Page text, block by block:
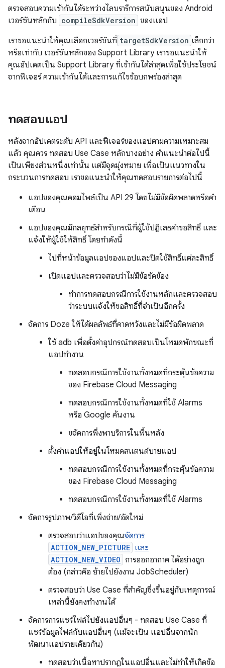
ตรวจสอบความเข้ากันได้ระหว่างไลบรารีการสนับสนุนของ Android
เวอร์ชันหลักกับ compileSdkVersion ของแอป
เราขอแนะนำให้คุณเลือกเวอร์ชันที่ targetSdkVersion เล็กกว่า
หรือเท่ากับ เวอร์ชันหลักของ Support Library เราขอแนะนำให้
คุณอัปเดตเป็น Support Library ที่เข้ากันได้ล่าสุดเพื่อใช้ประโยชน์
จากฟีเจอร์ ความเข้ากันได้และการแก้ไขข้อบกพร่องล่าสุด
ทดสอบแอป
หลังจากอัปเดตระดับ API และฟีเจอร์ของแอปตามความเหมาะสม
แล้ว คุณควร ทดสอบ Use Case หลักบางอย่าง คำแนะนำต่อไปนี้
เป็นเพียงส่วนหนึ่งเท่านั้น แต่มีจุดมุ่งหมาย เพื่อเป็นแนวทางใน
กระบวนการทดสอบ เราขอแนะนำให้คุณทดสอบรายการต่อไปนี้
แอปของคุณคอมไพล์เป็น API 29 โดยไม่มีข้อผิดพลาดหรือคำ
เตือน
แอปของคุณมีกลยุทธ์สำหรับกรณีที่ผู้ใช้ปฏิเสธคำขอสิทธิ์ และ
แจ้งให้ผู้ใช้ให้สิทธิ์ โดยทำดังนี้
ไปที่หน้าข้อมูลแอปของแอปและปิดใช้สิทธิ์แต่ละสิทธิ์
เปิดแอปและตรวจสอบว่าไม่มีข้อขัดข้อง
ทำการทดสอบกรณีการใช้งานหลักและตรวจสอบ
ว่าระบบแจ้งให้ขอสิทธิ์ที่จำเป็นอีกครั้ง
จัดการ Doze ให้ได้ผลลัพธ์ที่คาดหวังและไม่มีข้อผิดพลาด
ใช้ adb เพื่อตั้งค่าอุปกรณ์ทดสอบเป็นโหมดพักขณะที่
แอปทำงาน
ทดสอบกรณีการใช้งานทั้งหมดที่กระตุ้นข้อความ
ของ Firebase Cloud Messaging
ทดสอบกรณีการใช้งานทั้งหมดที่ใช้ Alarms
หรือ Google ค้นงาน
ขจัดการพึ่งพาบริการในพื้นหลัง
ตั้งค่าแอปให้อยู่ในโหมดสแตนด์บายแอป
ทดสอบกรณีการใช้งานทั้งหมดที่กระตุ้นข้อความ
ของ Firebase Cloud Messaging
ทดสอบกรณีการใช้งานทั้งหมดที่ใช้ Alarms
จัดการรูปภาพ/วิดีโอที่เพิ่งถ่าย/อัดใหม่
ตรวจสอบว่าแอปของคุณจัดการ
ACTION_NEW_PICTURE และ
ACTION_NEW_VIDEO การออกอากาศ ได้อย่างถูก
ต้อง (กล่าวคือ ย้ายไปยังงาน JobScheduler)
ตรวจสอบว่า Use Case ที่สําคัญซึ่งขึ้นอยู่กับเหตุการณ์
เหล่านี้ยังคงทํางานได้
จัดการการแชร์ไฟล์ไปยังแอปอื่นๆ - ทดสอบ Use Case ที่
แชร์ข้อมูลไฟล์กับแอปอื่นๆ (แม้จะเป็น แอปอื่นจากนัก
พัฒนาแอปรายเดียวกัน)
ทดสอบว่าเนื้อหาปรากฏในแอปอื่นและไม่ทำให้เกิดข้อ